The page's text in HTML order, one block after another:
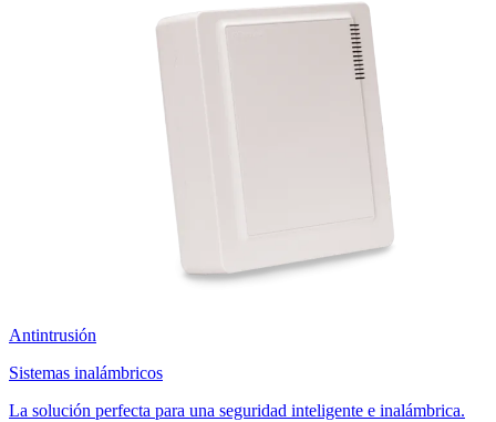
Antintrusión
Sistemas inalámbricos
La solución perfecta para una seguridad inteligente e inalámbrica.